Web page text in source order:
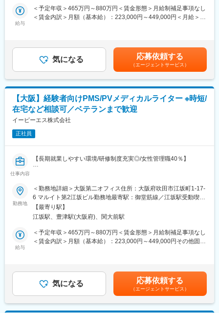
【同社について】
■キャリアパス：
「組織の長としてメンバー育成や事業の成長に貢献する」「プロ
フェッショナルとして専門性をとことん突き詰める」「ビジネス
リーダーとして顧客に付加価値を提供する」等、個人の経験や適
性、希望に応じたキャリアパスが用意されています。更に、適材
適所・組織活性化を目的に、EPSグループ内の他職種へチャレン
ジすることが可能で自律的なキャリアチェンジができる社内公募
や自己申告等の制度も整備されております。
・再審査申請資料（案）※
・PBRER、DSUR、未知非重篤副作用定期報告（案）等
・製薬企業等で培ったご経験を活かし、落ち着いた環境で業務に
専念することが可能です。今まで以上に専門性を高めることや、
を目指せます。
・ライティング業務の多くはリモートワークでの対応が可能で
す。所属長の了承のもと、業務状況により、出社か在宅か、各自
で予定を立て就業することが可能です。
・製造販売後のメディカルライティング部門として、約40名のラ
イターが在籍しています。その大半がPMSやPV関連の文書（安全
性定期報告書や再審査申請資料）を作成しています。ベテランか
ら若手まで、多くのメンバーが在籍しており、チームで協業しな
がらライティング業務に従事していただきます。男女比はおよそ2
【同社の魅力】
■キャリアパス：
「組織の長としてメンバー育成や事業の成長に貢献する」、「プ
ロフェッショナルとして専門性をとことん突き詰める」、「ビジ
験や適性、希望に応じたキャリアパスが用意されています。さら
に、適材適所・組織活性化を目的に、EPSグループ内の他職種へ
当社の強み：https://www.eps.co.jp/ja/recruit/strength.php
業務内容について：https://www.eps.co.jp/ja/recruit/service.php
変更の範囲：会社の定める業務
給与
＜予定年収＞465万円～880万円＜賃金形態＞月給制補足事項なし
＜賃金内訳＞月額（基本給）：223,000円～449,000円＜月給＞
回（6月・12月）賃金はあくまでも目安の金額であり、選考を通
じて上下する可能性があります。月給(月額)は固定手当を含めた表
記です。
気になる 応募依頼する
（エージェントサービス）
【大阪】経験者向けPMS/PVメディカルライター ※時短/
在宅など相談可／ベテランまで歓迎
イーピーエス株式会社
正社員
仕事内容
【長期就業しやすい環境/研修制度充実◎/女性管理職40％】
製薬企業が作成する以下のPMS・PV関連文書の作成支援業務、並
びにその関連業務をお任せいたします。
・製造販売後調査実施計画書（案）、実施要項（案）
・安全性定期報告書（案）※
・調査結果報告書（案）
・再審査申請資料（案）※
・PBRER、DSUR、未知非重篤副作用定期報告（案）等
ており、本求人は新会社（株式会社 EPデータウィーブ）へ承継さ
れます。
詳細：https://www.eps.co.jp/ja/pdf/20260630114451.pdf
勤務地
＜勤務地詳細＞大阪第二オフィス住所：大阪府吹田市江坂町1-17-
6 マルイト第2江坂ビル勤務地最寄駅：御堂筋線／江坂駅受動喫煙
対策：屋内全面禁煙変更の範囲：会社の定める事業所
【最寄り駅】
江坂駅、豊津駅(大阪府)、関大前駅
給与
＜予定年収＞465万円～880万円＜賃金形態＞月給制補足事項なし
＜賃金内訳＞月額（基本給）：223,000円～449,000円その他固定
ます。■昇給：年1回（10月）■賞与：年2回（6月・12月）賃金は
あくまでも目安の金額であり、選考を通じて上下する可能性があ
ります。月給(月額)は固定手当を含めた表記です。
気になる 応募依頼する
（エージェントサービス）